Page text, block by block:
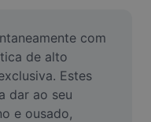
com
de alto
Estes
dar ao seu
e ousado,